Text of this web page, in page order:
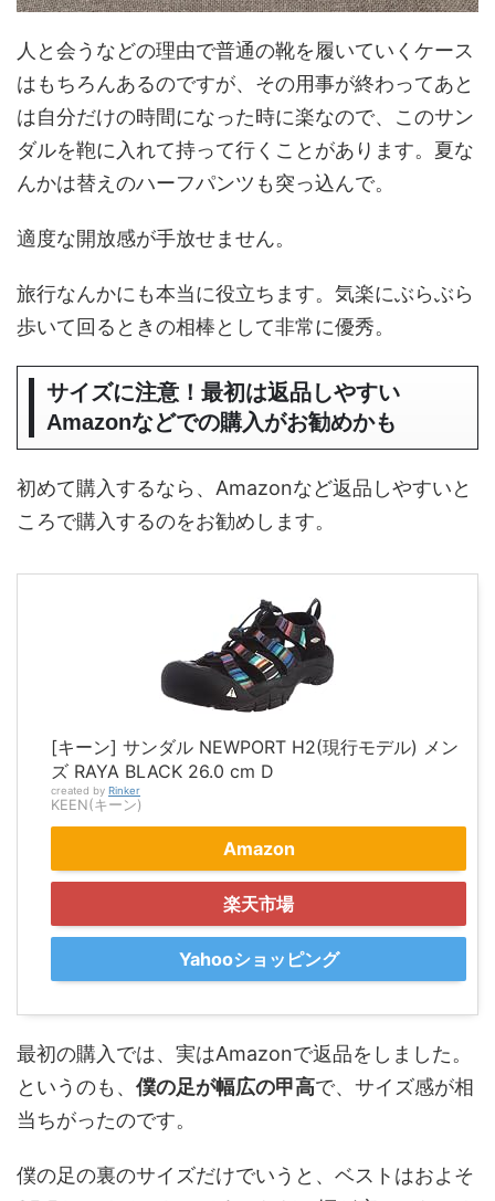
人と会うなどの理由で普通の靴を履いていくケース
はもちろんあるのですが、その用事が終わってあと
は自分だけの時間になった時に楽なので、このサン
ダルを鞄に入れて持って行くことがあります。夏な
んかは替えのハーフパンツも突っ込んで。
適度な開放感が手放せません。
旅行なんかにも本当に役立ちます。気楽にぶらぶら
歩いて回るときの相棒として非常に優秀。
サイズに注意！最初は返品しやすい
Amazonなどでの購入がお勧めかも
初めて購入するなら、Amazonなど返品しやすいと
ころで購入するのをお勧めします。
[キーン] サンダル NEWPORT H2(現行モデル) メン
ズ RAYA BLACK 26.0 cm D
created by Rinker
KEEN(キーン)
Amazon
楽天市場
Yahooショッピング
最初の購入では、実はAmazonで返品をしました。
というのも、 僕の足が幅広の甲高で、サイズ感が相
当ちがったのです。
僕の足の裏のサイズだけでいうと、ベストはおよそ